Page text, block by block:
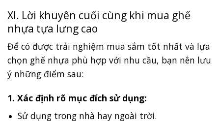
XI. Lời khuyên cuối cùng khi mua ghế
nhựa tựa lưng cao
Để có được trải nghiệm mua sắm tốt nhất và lựa
chọn ghế nhựa phù hợp với nhu cầu, bạn nên lưu
ý những điểm sau:
1. Xác định rõ mục đích sử dụng:
Sử dụng trong nhà hay ngoài trời.